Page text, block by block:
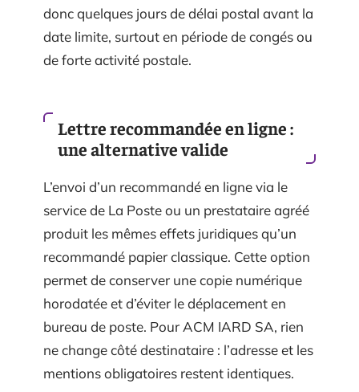
donc quelques jours de délai postal avant la
date limite, surtout en période de congés ou
de forte activité postale.
Lettre recommandée en ligne :
une alternative valide
L’envoi d’un recommandé en ligne via le
service de La Poste ou un prestataire agréé
produit les mêmes effets juridiques qu’un
recommandé papier classique. Cette option
permet de conserver une copie numérique
horodatée et d’éviter le déplacement en
bureau de poste. Pour ACM IARD SA, rien
ne change côté destinataire : l’adresse et les
mentions obligatoires restent identiques.